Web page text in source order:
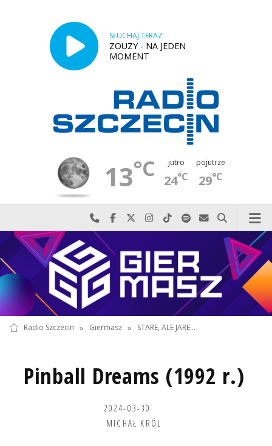
SŁUCHAJ TERAZ
ZOUZY - NA JEDEN
MOMENT
13°C jutro
24°C
pojutrze
29°C
Najlepiej po prostu do nas zadzwoń
Odwiedź nas na Facebook-u
Odwiedź nas na X
Odwiedź nas na Instagram-ie
Odwiedź nas na TikTok-u
Szukaj nas na Spotify
Wyślij do nas
Szukaj
Radio Szczecin » Giermasz » STARE, ALE JARE...
Pinball Dreams (1992 r.)
2024-03-30
MICHAŁ KRÓL